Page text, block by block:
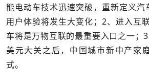
能电动车技术迅速突破，重新定义汽
用户体验将发生大变化；2、进入互
车将是万物互联的最重要入口之一；
美元大关之后，中国城市新中产家
式。